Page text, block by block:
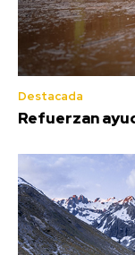
Destacada
Refuerzan